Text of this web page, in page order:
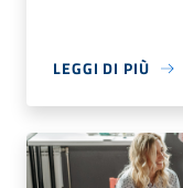
LEGGI DI PIÙ